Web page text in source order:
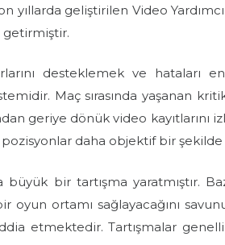
yıllarda geliştirilen Video
desteklemek ve hataları
Maç sırasında yaşanan
geriye dönük video kayıtlarını
pozisyonlar daha objektif bir
bir tartışma yaratmıştır.
oyun ortamı sağlayacağını
etmektedir. Tartışmalar